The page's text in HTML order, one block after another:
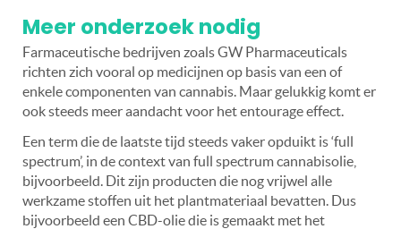
Meer onderzoek nodig
Farmaceutische bedrijven zoals GW Pharmaceuticals
richten zich vooral op medicijnen op basis van een of
enkele componenten van cannabis. Maar gelukkig komt er
ook steeds meer aandacht voor het entourage effect.
Een term die de laatste tijd steeds vaker opduikt is ‘full
spectrum’, in de context van full spectrum cannabisolie,
bijvoorbeeld. Dit zijn producten die nog vrijwel alle
werkzame stoffen uit het plantmateriaal bevatten. Dus
bijvoorbeeld een CBD-olie die is gemaakt met het